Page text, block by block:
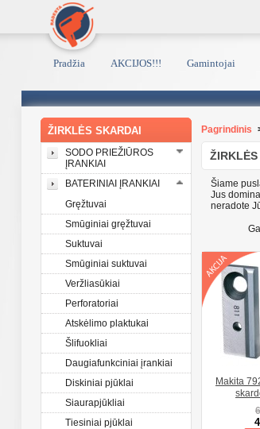
Pradžia AKCIJOS!!! Gamintojai
ŽIRKLĖS SKARDAI
SODO PRIEŽIŪROS
ĮRANKIAI
BATERINIAI ĮRANKIAI
Gręžtuvai
Smūginiai gręžtuvai
Suktuvai
Smūginiai suktuvai
Veržliasūkiai
Perforatoriai
Atskėlimo plaktukai
Šlifuokliai
Daugiafunkciniai įrankiai
Diskiniai pjūklai
Siaurapjūkliai
Tiesiniai pjūklai
Pagrindinis
Šiame
Jus
neradote
Makita